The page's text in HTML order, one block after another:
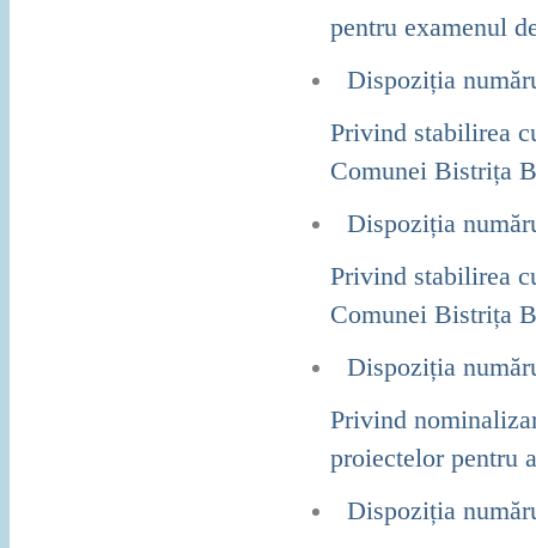
pentru examenul
Dispoziția
Privind stabilirea
Comunei Bistrița
Dispoziția
Privind stabilirea
Comunei Bistrița
Dispoziția
Privind
proiectelor pentru
Dispoziția